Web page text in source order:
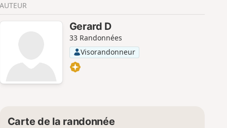
r
AUTEUR
Gerard D
33 Randonnées
Visorandonneur
Carte de la randonnée